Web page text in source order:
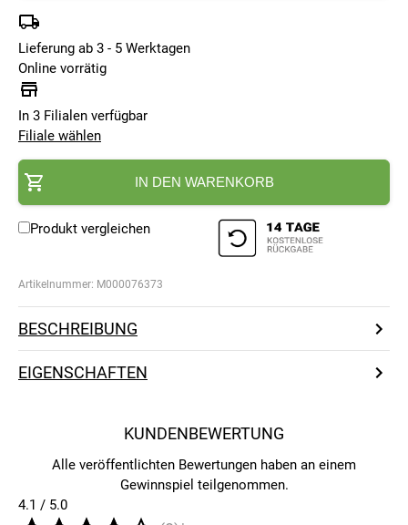
Lieferung ab 3 - 5 Werktagen
Online vorrätig
In 3 Filialen verfügbar
Filiale wählen
IN DEN WARENKORB
Produkt vergleichen
Artikelnummer: M000076373
BESCHREIBUNG
EIGENSCHAFTEN
KUNDENBEWERTUNG
Alle veröffentlichten Bewertungen haben an einem
Gewinnspiel teilgenommen.
4.1 / 5.0